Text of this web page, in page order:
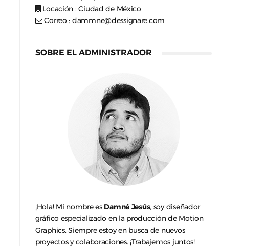
Locación : Ciudad de México
Correo : dammne@dessignare.com
SOBRE EL ADMINISTRADOR
¡Hola! Mi nombre es Damné Jesús, soy diseñador
gráfico especializado en la producción de Motion
Graphics. Siempre estoy en busca de nuevos
proyectos y colaboraciones. ¡Trabajemos juntos!